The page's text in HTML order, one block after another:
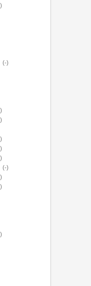
(-)
(-)